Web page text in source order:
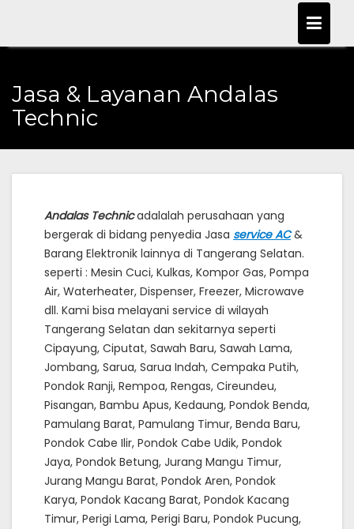
content
Jasa & Layanan Andalas
Technic
Andalas Technicadalalah perusahaan yang
bergerak di bidang penyedia Jasa service AC&
Barang Elektronik lainnya di Tangerang Selatan.
seperti : Mesin Cuci, Kulkas, Kompor Gas, Pompa
Air, Waterheater, Dispenser, Freezer, Microwave
dll. Kami bisa melayani service di wilayah
Tangerang Selatan dan sekitarnya seperti
Cipayung, Ciputat, Sawah Baru, Sawah Lama,
Jombang, Sarua, Sarua Indah, Cempaka Putih,
Pondok Ranji, Rempoa, Rengas, Cireundeu,
Pisangan, Bambu Apus, Kedaung, Pondok Benda,
Pamulang Barat, Pamulang Timur, Benda Baru,
Pondok Cabe Ilir, Pondok Cabe Udik, Pondok
Jaya, Pondok Betung, Jurang Mangu Timur,
Jurang Mangu Barat, Pondok Aren, Pondok
Karya, Pondok Kacang Barat, Pondok Kacang
Timur, Perigi Lama, Perigi Baru, Pondok Pucung,